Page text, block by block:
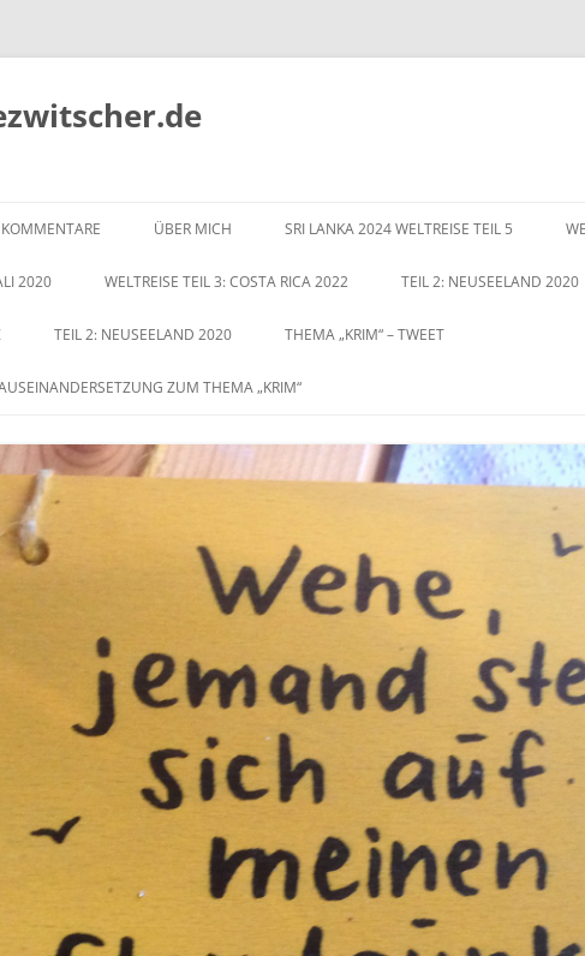
Inhalt
ÜBER MICH SRI LANKA 2024 WELTREISE TEIL 5
2020 WELTREISE TEIL 3: COSTA RICA 2022 TEIL 2: NEUSEELAND 2020
TEIL 2: NEUSEELAND 2020 THEMA „KRIM“ – TWEET
ZUM THEMA „KRIM“